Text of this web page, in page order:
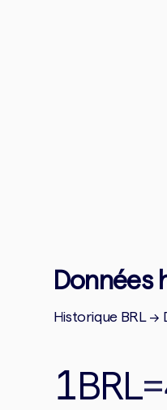
Données
Historique BRL →
1BRL=